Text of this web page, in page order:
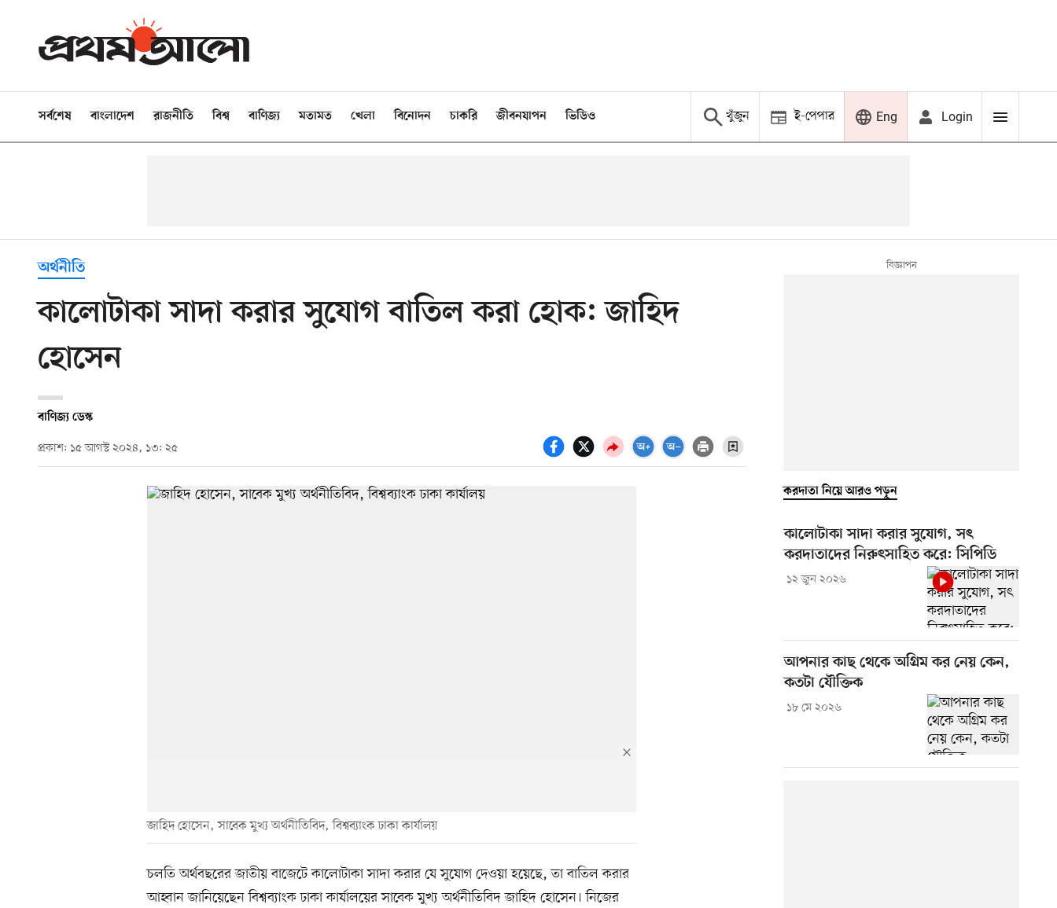
সর্বশেষ বাংলাদেশ রাজনীতি বিশ্ব বাণিজ্য মতামত খেলা বিনোদন চাকরি জীবনযাপন ভিডিও খুঁজুন ই-পেপার Eng Login
অর্থনীতি
কালোটাকা সাদা করার সুযোগ বাতিল করা হোক: জাহিদ
হোসেন
বাণিজ্য ডেস্ক
প্রকাশ: ১৫ আগস্ট ২০২৪, ১৩: ২৫
জাহিদ হোসেন, সাবেক মুখ্য অর্থনীতিবিদ, বিশ্বব্যাংক ঢাকা কার্যালয়
চলতি অর্থবছরের জাতীয় বাজেটে কালোটাকা সাদা করার যে সুযোগ দেওয়া হয়েছে, তা বাতিল করার
আহ্বান জানিয়েছেন বিশ্বব্যাংক ঢাকা কার্যালয়ের সাবেক মুখ্য অর্থনীতিবিদ জাহিদ হোসেন। নিজের
করদাতা নিয়ে আরও পড়ুন
কালোটাকা সাদা করার সুযোগ, সৎ
করদাতাদের নিরুৎসাহিত করে: সিপিডি
১২ জুন ২০২৬
আপনার কাছ থেকে অগ্রিম কর নেয় কেন,
কতটা যৌক্তিক
১৮ মে ২০২৬